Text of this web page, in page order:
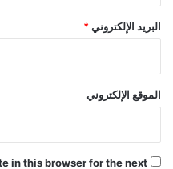
البريد الإلكتروني*
الموقع الإلكتروني
in this browser for the next